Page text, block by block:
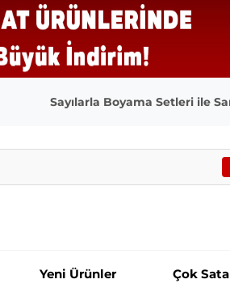
Sayılarla Boyama Setleri ile
Yeni Ürünler Çok